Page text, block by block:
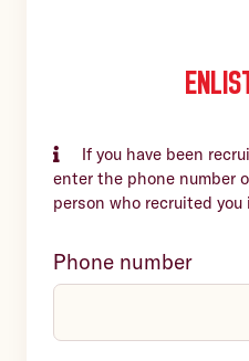
If you have been
enter the phone number
person who recruited
Phone number